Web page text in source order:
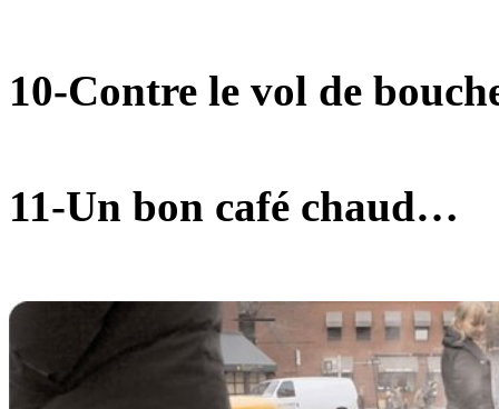
10-Contre le vol de
11-Un bon café chaud…